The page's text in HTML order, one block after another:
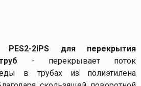
PES2-2IPS для перекрытия
труб - перекрывает поток
в трубах из полиэтилена